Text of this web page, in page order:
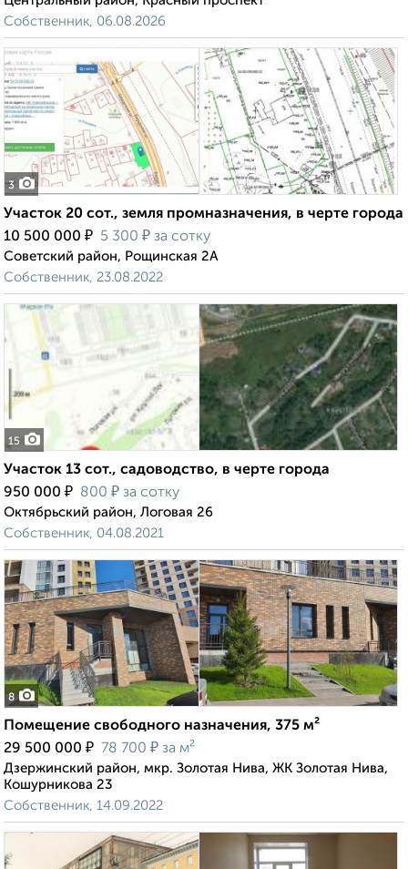
Собственник, 06.08.2026
3
Участок 20 сот., земля промназначения, в черте города
10 500 000 ₽ 5 300 ₽ за сотку
Советский район, Рощинская 2А
Собственник, 23.08.2022
15
Участок 13 сот., садоводство, в черте города
950 000 ₽ 800 ₽ за сотку
Октябрьский район, Логовая 26
Собственник, 04.08.2021
8
Помещение свободного назначения, 375 м²
29 500 000 ₽ 78 700 ₽ за м²
Дзержинский район, мкр. Золотая Нива, ЖК Золотая Нива,
Кошурникова 23
Собственник, 14.09.2022